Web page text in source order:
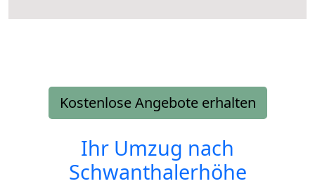
Kostenlose Angebote erhalten
Ihr Umzug nach
Schwanthalerhöhe